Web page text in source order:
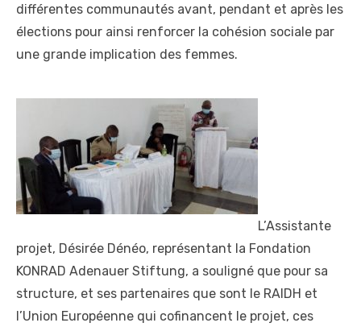
différentes communautés avant, pendant et après les
élections pour ainsi renforcer la cohésion sociale par
une grande implication des femmes.
L’Assistante
projet, Désirée Dénéo, représentant la Fondation
KONRAD Adenauer Stiftung, a souligné que pour sa
structure, et ses partenaires que sont le RAIDH et
l’Union Européenne qui cofinancent le projet, ces